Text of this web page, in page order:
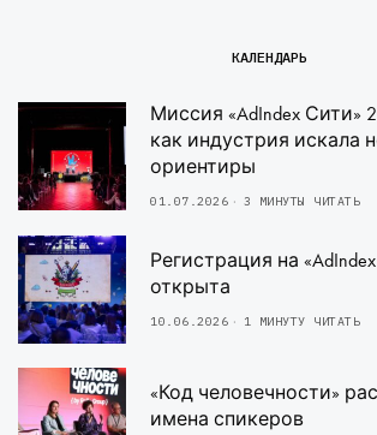
КАЛЕНДАРЬ
Миссия «AdIndex Сити»
как индустрия искала
ориентиры
01.07.2026 3 МИНУТЫ ЧИТАТЬ
Регистрация на
открыта
10.06.2026 1 МИНУТУ ЧИТАТЬ
«Код человечности»
имена спикеров